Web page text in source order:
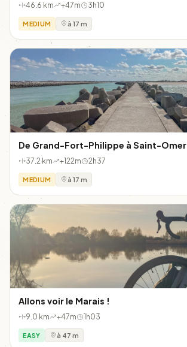
46.6 km +47m 3h10
MEDIUM à 17 m
De Grand-Fort-Philippe à Saint-Omer
37.2 km +122m 2h37
MEDIUM à 17 m
Allons voir le Marais !
9.0 km +47m 1h03
EASY à 47 m